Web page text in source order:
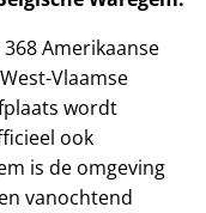
Amerikaanse
Vlaamse
wordt
ook
is de omgeving
vanochtend